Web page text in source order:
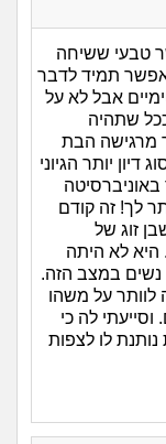
טבעי ששיחה
תמיד לדבר
אבל לא על
שתהיה
מרגישה הבת
יותר הגיוני
באוניברסיטה
לך! זה קודם
זוג של
היא לא היתה
נשים במצב הזה.
לוותר על משהו
לה כי
לו לצפות